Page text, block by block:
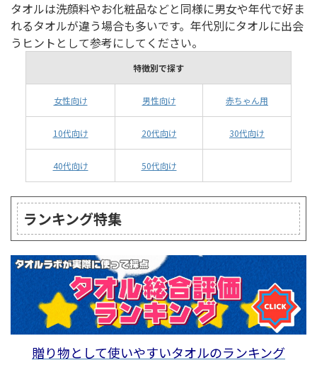
タオルは洗顔料やお化粧品などと同様に男女や年代で好ま
れるタオルが違う場合も多いです。年代別にタオルに出会
うヒントとして参考にしてください。
特徴別で探す
女性向け 男性向け 赤ちゃん用
10代向け 20代向け 30代向け
40代向け 50代向け
ランキング特集
贈り物として使いやすいタオルのランキング